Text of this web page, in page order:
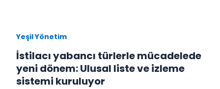
Yeşil Yönetim
İstilacı yabancı türlerle mücadelede
yeni dönem: Ulusal liste ve izleme
sistemi kuruluyor